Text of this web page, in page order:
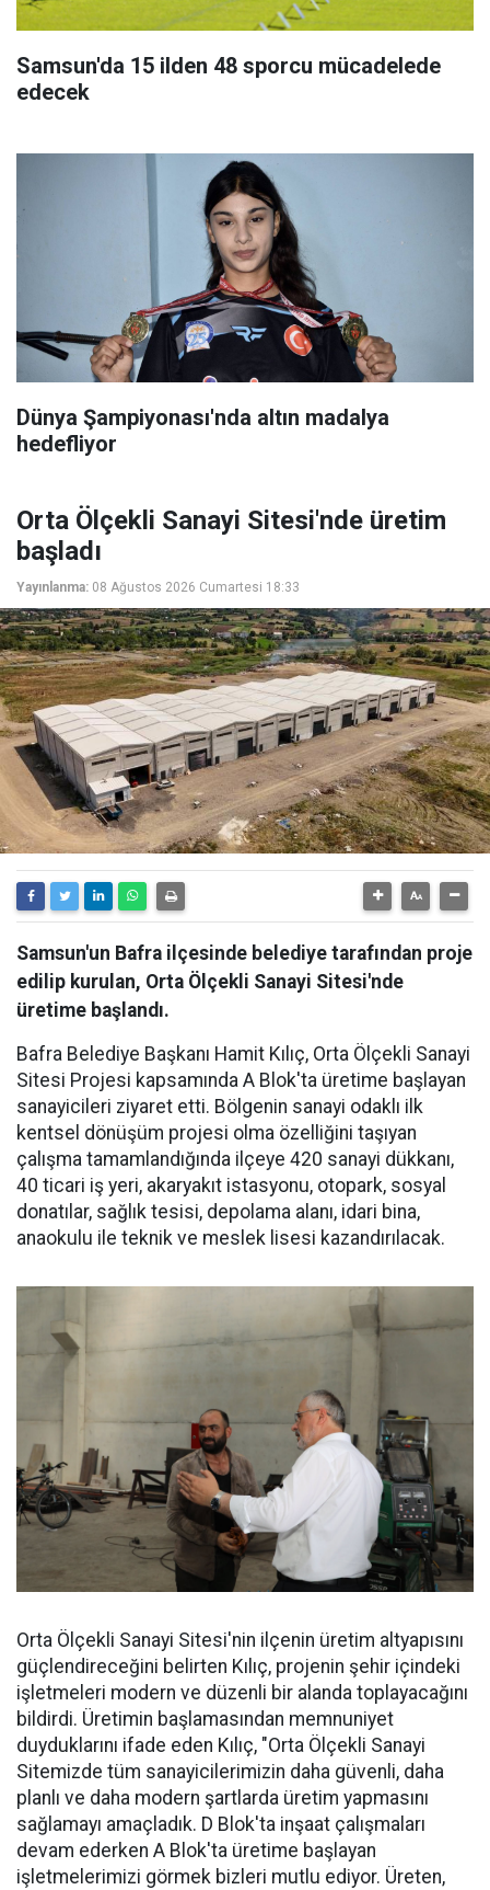
Samsun'da 15 ilden 48 sporcu mücadelede
edecek
Dünya Şampiyonası'nda altın madalya
hedefliyor
Orta Ölçekli Sanayi Sitesi'nde üretim
başladı
Yayınlanma: 08 Ağustos 2026 Cumartesi 18:33
Samsun'un Bafra ilçesinde belediye tarafından proje
edilip kurulan, Orta Ölçekli Sanayi Sitesi'nde
üretime başlandı.
Bafra Belediye Başkanı Hamit Kılıç, Orta Ölçekli Sanayi
Sitesi Projesi kapsamında A Blok'ta üretime başlayan
sanayicileri ziyaret etti. Bölgenin sanayi odaklı ilk
kentsel dönüşüm projesi olma özelliğini taşıyan
çalışma tamamlandığında ilçeye 420 sanayi dükkanı,
40 ticari iş yeri, akaryakıt istasyonu, otopark, sosyal
donatılar, sağlık tesisi, depolama alanı, idari bina,
anaokulu ile teknik ve meslek lisesi kazandırılacak.
Orta Ölçekli Sanayi Sitesi'nin ilçenin üretim altyapısını
güçlendireceğini belirten Kılıç, projenin şehir içindeki
işletmeleri modern ve düzenli bir alanda toplayacağını
bildirdi. Üretimin başlamasından memnuniyet
duyduklarını ifade eden Kılıç, "Orta Ölçekli Sanayi
Sitemizde tüm sanayicilerimizin daha güvenli, daha
planlı ve daha modern şartlarda üretim yapmasını
sağlamayı amaçladık. D Blok'ta inşaat çalışmaları
devam ederken A Blok'ta üretime başlayan
işletmelerimizi görmek bizleri mutlu ediyor. Üreten,